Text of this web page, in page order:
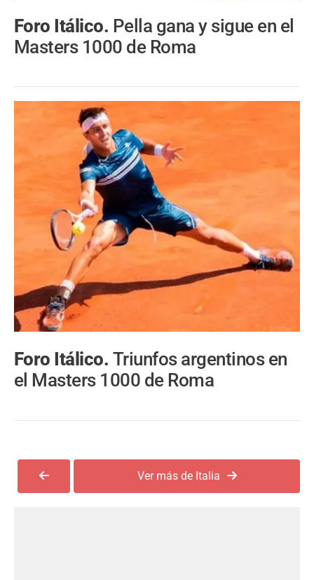
Foro Itálico. Pella gana y sigue en el
Masters 1000 de Roma
Foro Itálico. Triunfos argentinos en
el Masters 1000 de Roma
Ver más de Italia